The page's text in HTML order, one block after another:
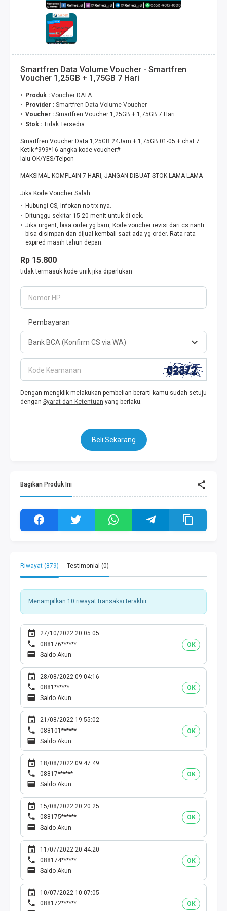
Smartfren Data Volume Voucher - Smartfren
Voucher 1,25GB + 1,75GB 7 Hari
Produk : Voucher DATA
Provider : Smartfren Data Volume Voucher
Voucher : Smartfren Voucher 1,25GB + 1,75GB 7 Hari
Stok : Tidak Tersedia
Smartfren Voucher Data 1,25GB 24Jam + 1,75GB 01-05 + chat 7
Ketik *999*16 angka kode voucher#
lalu OK/YES/Telpon
MAKSIMAL KOMPLAIN 7 HARI, JANGAN DIBUAT STOK LAMA LAMA
Jika Kode Voucher Salah :
Hubungi CS, Infokan no trx nya.
Ditunggu sekitar 15-20 menit untuk di cek.
Jika urgent, bisa order yg baru, Kode voucher revisi dari cs nanti
bisa disimpan dan dijual kembali saat ada yg order. Rata-rata
expired masih tahun depan.
Rp 15.800
tidak termasuk kode unik jika diperlukan
Nomor HP
Pembayaran
Kode Keamanan
Dengan mengklik melakukan pembelian berarti kamu sudah setuju
dengan Syarat dan Ketentuan yang berlaku.
Beli Sekarang
Bagikan Produk Ini
Riwayat (879) Testimonial (0)
Menampilkan 10 riwayat transaksi terakhir.
OK
27/10/2022 20:05:05
088176******
Saldo Akun
OK
28/08/2022 09:04:16
0881******
Saldo Akun
OK
21/08/2022 19:55:02
088101******
Saldo Akun
OK
18/08/2022 09:47:49
08817******
Saldo Akun
OK
15/08/2022 20:20:25
088175******
Saldo Akun
OK
11/07/2022 20:44:20
088174******
Saldo Akun
OK
10/07/2022 10:07:05
088172******